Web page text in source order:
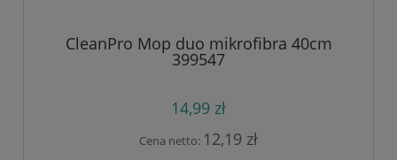
CleanPro Mop duo mikrofibra 40cm
399547
14,99 zł
Cena netto: 12,19 zł